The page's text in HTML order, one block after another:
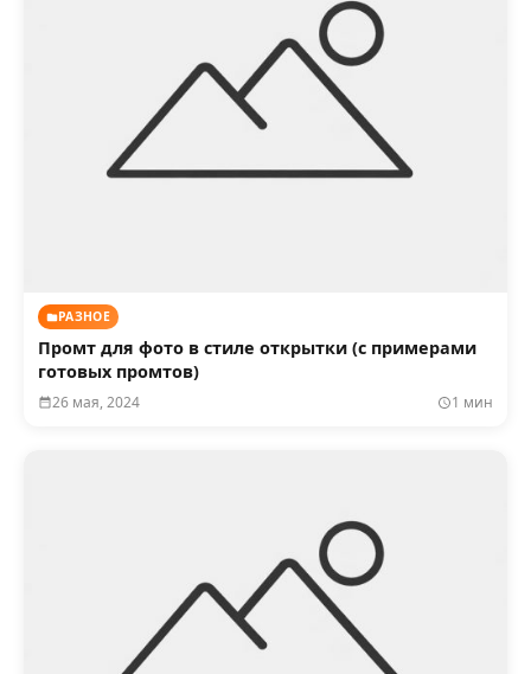
РАЗНОЕ
Промт для фото в стиле открытки (с примерами
готовых промтов)
26 мая, 2024 1 мин